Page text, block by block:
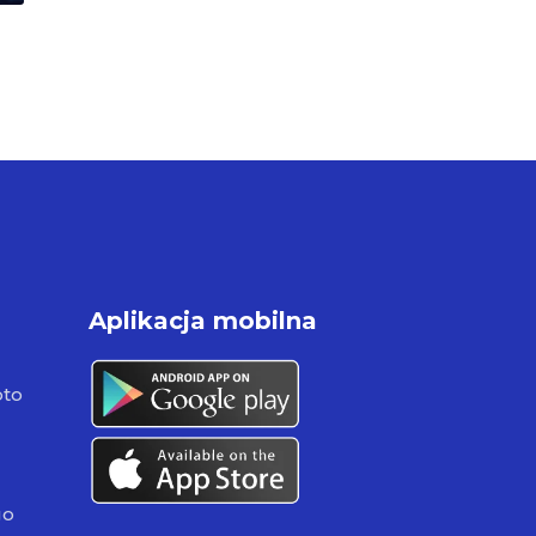
Aplikacja mobilna